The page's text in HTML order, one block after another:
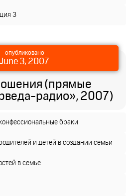
3
опубликовано
June 3, 2007
(прямые
радио», 2007)
браки
и детей в создании семьи
в семье